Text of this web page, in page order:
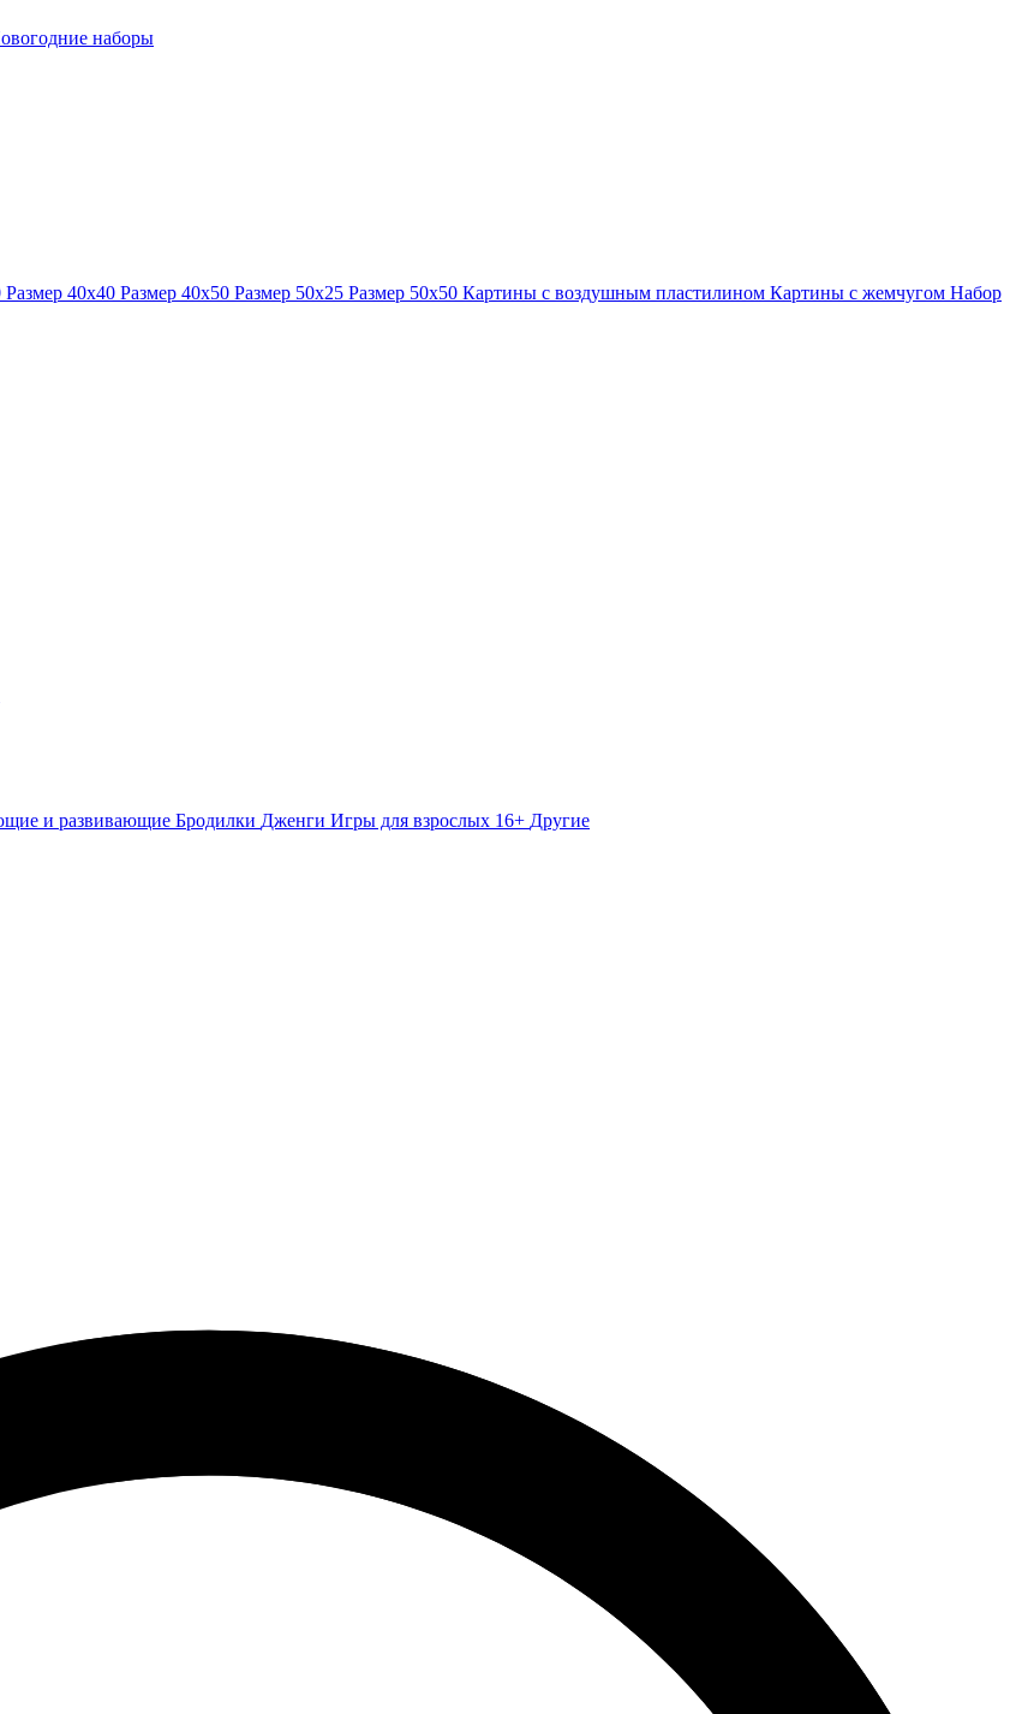
наборы
Размер 40x40 Размер 40x50 Размер 50x25 Размер 50x50 Картины с воздушным пластилином Картины с жемчугом Набор
и развивающие Бродилки Дженги Игры для взрослых 16+ Другие